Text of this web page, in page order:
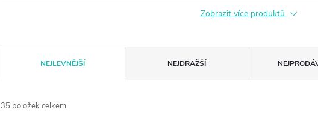
Zobrazit více produktů
a
NEJLEVNĚJŠÍ NEJDRAŽŠÍ
35 položek celkem